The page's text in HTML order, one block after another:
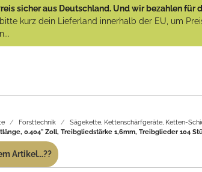
sicher aus Deutschland. Und wir bezahlen für
kurz dein Lieferland innerhalb der EU, um
Forsttechnik Sägekette, Kettenschärfgeräte, Ketten-
0.404" Zoll, Treibgliedstärke 1,6mm, Treibglieder 104
Artikel...??